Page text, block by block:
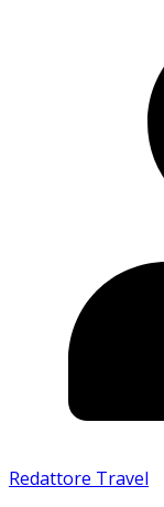
Redattore Travel